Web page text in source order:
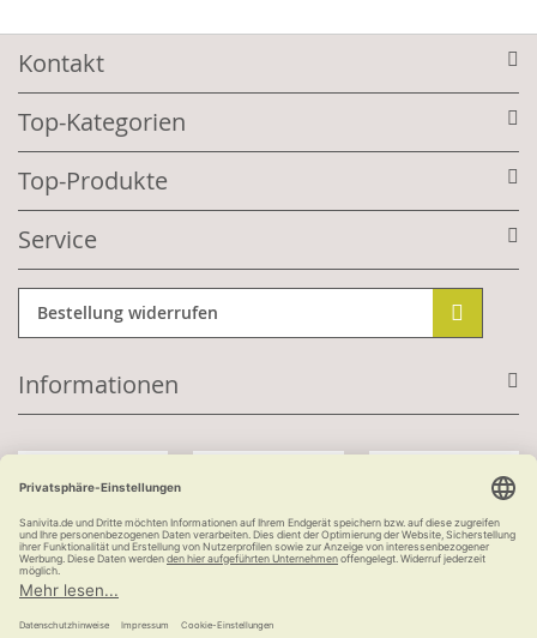
Kontakt
Top-Kategorien
Top-Produkte
Service
Bestellung widerrufen
Informationen
Kauf auf Rechnung